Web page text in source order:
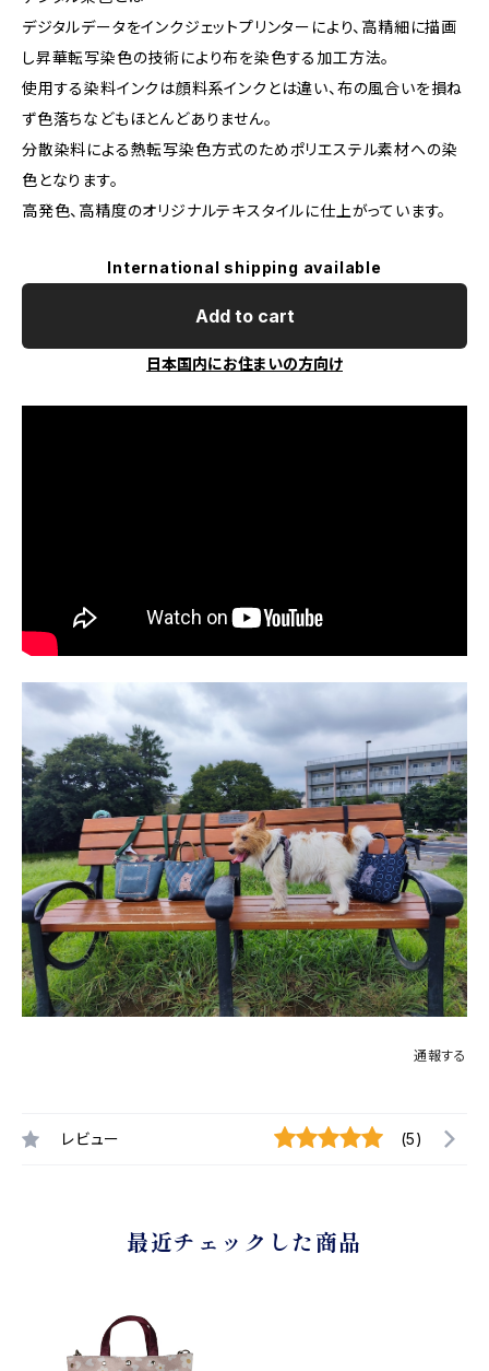
デジタルデータをインクジェットプリンターにより、高精細に描画
し昇華転写染色の技術により布を染色する加工方法。
使用する染料インクは顔料系インクとは違い、布の風合いを損ね
ず色落ちなどもほとんどありません。
分散染料による熱転写染色方式のためポリエステル素材への染
色となります。
高発色、高精度のオリジナルテキスタイルに仕上がっています。
International shipping available
Add to cart
日本国内にお住まいの方向け
通報する
レビュー (5)
最近チェックした商品